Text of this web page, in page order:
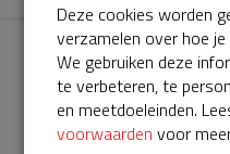
Deze cookies worden
verzamelen over hoe
We gebruiken deze
te verbeteren, te
en meetdoeleinden.
voorwaarden voor